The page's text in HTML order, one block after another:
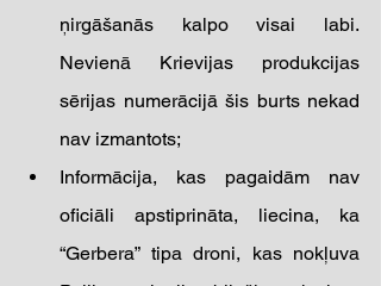
ņirgāšanās kalpo visai labi.
Nevienā Krievijas produkcijas
sērijas numerācijā šis burts nekad
nav izmantots;
Informācija, kas pagaidām nav
oficiāli apstiprināta, liecina, ka
“Gerbera” tipa droni, kas nokļuva